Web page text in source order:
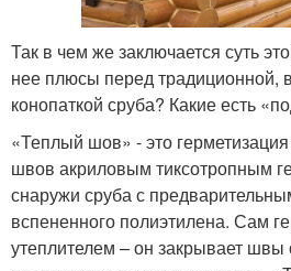
Так в чем же заключается суть
нее плюсы перед традиционной,
конопаткой сруба? Какие есть
«Теплый шов» - это
швов акриловым тиксотропным
снаружи сруба с
вспененного полиэтилена. Сам
утеплителем – он закрывает швы